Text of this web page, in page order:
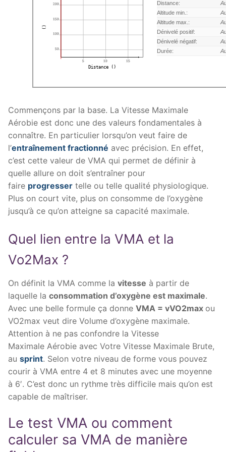
50
100
150
200
5 10 15
Distance ()
()
Distance:
Altitude min.:
Altitude max.:
Dénivelé positif:
Dénivelé négatif:
Durée:
Commençons par la base. La Vitesse Maximale
Aérobie est donc une des valeurs fondamentales à
connaître. En particulier lorsqu’on veut faire de
l’entraînement fractionné avec précision. En effet,
c’est cette valeur de VMA qui permet de définir à
quelle allure on doit s’entraîner pour
faire progresser telle ou telle qualité physiologique.
Plus on court vite, plus on consomme de l’oxygène
jusqu’à ce qu’on atteigne sa capacité maximale.
Quel lien entre la VMA et la
Vo2Max ?
On définit la VMA comme la vitesse à partir de
laquelle la consommation d’oxygène est maximale.
Avec une belle formule ça donne VMA = vVO2max ou
VO2max veut dire Volume d’oxygène maximale.
Attention à ne pas confondre la Vitesse
Maximale Aérobie avec Votre Vitesse Maximale Brute,
au sprint. Selon votre niveau de forme vous pouvez
courir à VMA entre 4 et 8 minutes avec une moyenne
à 6′. C’est donc un rythme très difficile mais qu’on est
capable de maîtriser.
Le test VMA ou comment
calculer sa VMA de manière